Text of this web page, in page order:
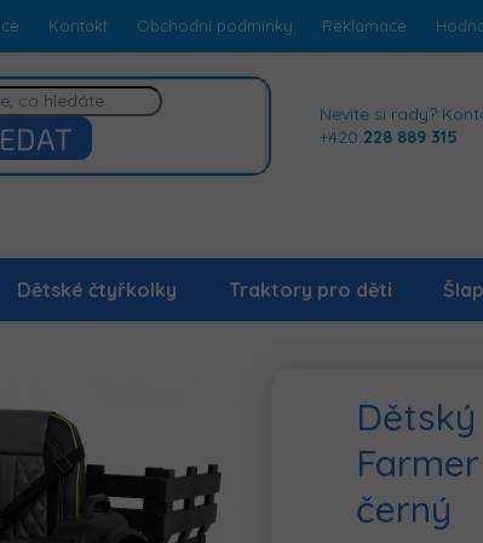
Kontakt Obchodní podmínky Reklamace
Nevíte si rady?
+420 228 889 315
Dětské čtyřkolky Traktory pro děti
černý